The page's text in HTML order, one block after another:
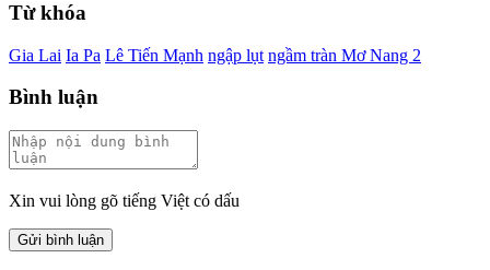
Từ khóa
Gia Lai Ia Pa Lê Tiến Mạnh ngập lụt ngầm tràn Mơ Nang 2
Bình luận
Xin vui lòng gõ tiếng Việt có dấu
Gửi bình luận